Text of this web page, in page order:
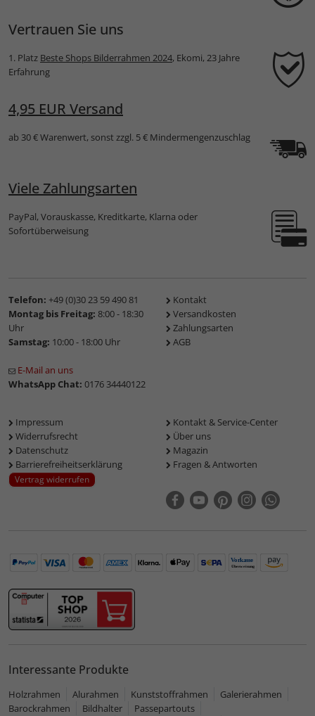
Vertrauen Sie uns
1. Platz Beste Shops Bilderrahmen 2024, Ekomi, 23 Jahre
Erfahrung
4,95 EUR Versand
ab 30 € Warenwert, sonst zzgl. 5 € Mindermengenzuschlag
Viele Zahlungsarten
PayPal, Vorauskasse, Kreditkarte, Klarna oder
Sofortüberweisung
Telefon: +49 (0)30 23 59 490 81
Montag bis Freitag: 8:00 - 18:30
Uhr
Samstag: 10:00 - 18:00 Uhr
E-Mail an uns
WhatsApp Chat: 0176 34440122
Kontakt
Versandkosten
Zahlungsarten
AGB
Impressum
Widerrufsrecht
Datenschutz
Barrierefreiheitserklärung
Vertrag widerrufen
Kontakt & Service-Center
Über uns
Magazin
Fragen & Antworten
Interessante Produkte
Holzrahmen Alurahmen Kunststoffrahmen
Galerierahmen
Barockrahmen
Bildhalter
Passepartouts